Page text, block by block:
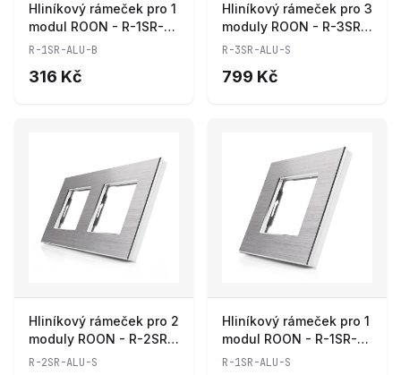
Hliníkový rámeček pro 1
modul ROON - R-1SR-
ALU-B
R-1SR-ALU-B
316 Kč
Hliníkový rámeček pro 3
moduly ROON - R-3SR-
ALU-S
R-3SR-ALU-S
799 Kč
Hliníkový rámeček pro 2
moduly ROON - R-2SR-
ALU-S
R-2SR-ALU-S
Hliníkový rámeček pro 1
modul ROON - R-1SR-
ALU-S
R-1SR-ALU-S